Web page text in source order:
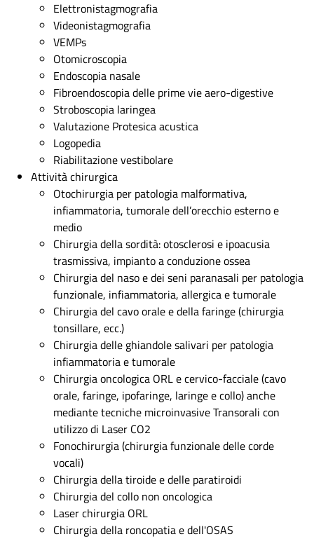
Elettronistagmografia
Videonistagmografia
VEMPs
Otomicroscopia
Endoscopia nasale
Fibroendoscopia delle prime vie aero-digestive
Stroboscopia laringea
Valutazione Protesica acustica
Logopedia
Riabilitazione vestibolare
Attività chirurgica
Otochirurgia per patologia malformativa,
infiammatoria, tumorale dell’orecchio esterno e
medio
Chirurgia della sordità: otosclerosi e ipoacusia
trasmissiva, impianto a conduzione ossea
Chirurgia del naso e dei seni paranasali per patologia
funzionale, infiammatoria, allergica e tumorale
Chirurgia del cavo orale e della faringe (chirurgia
tonsillare, ecc.)
Chirurgia delle ghiandole salivari per patologia
infiammatoria e tumorale
Chirurgia oncologica ORL e cervico-facciale (cavo
orale, faringe, ipofaringe, laringe e collo) anche
mediante tecniche microinvasive Transorali con
utilizzo di Laser CO2
Fonochirurgia (chirurgia funzionale delle corde
vocali)
Chirurgia della tiroide e delle paratiroidi
Chirurgia del collo non oncologica
Laser chirurgia ORL
Chirurgia della roncopatia e dell'OSAS